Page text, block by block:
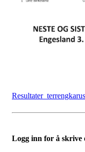
Logg inn for å skrive